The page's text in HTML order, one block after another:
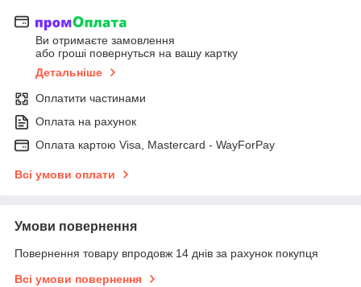
Ви отримаєте замовлення
або гроші повернуться на вашу картку
Детальніше
Оплатити частинами
Оплата на рахунок
Оплата картою Visa, Mastercard - WayForPay
Всі умови оплати
Умови повернення
Повернення товару впродовж 14 днів за рахунок покупця
Всі умови повернення